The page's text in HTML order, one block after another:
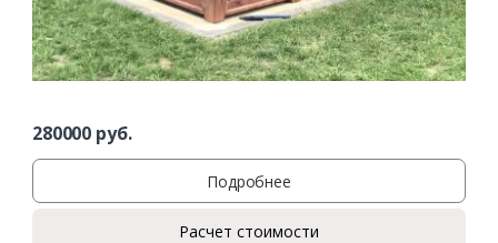
280000 руб.
Подробнее
Расчет стоимости